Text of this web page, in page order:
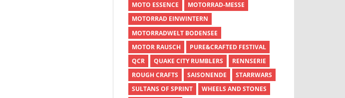
MOTO ESSENCE
MOTORRAD-MESSE
MOTORRAD EINWINTERN
MOTORRADWELT BODENSEE
MOTOR RAUSCH
PURE&CRAFTED FESTIVAL
QCR
QUAKE CITY RUMBLERS
RENNSERIE
ROUGH CRAFTS
SAISONENDE
STARRWARS
SULTANS OF SPRINT
WHEELS AND STONES